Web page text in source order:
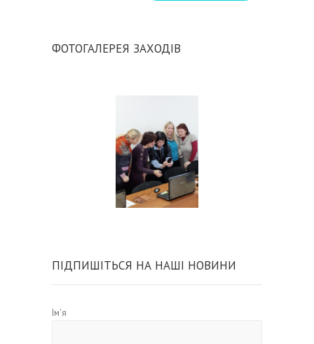
ФОТОГАЛЕРЕЯ ЗАХОДІВ
ПІДПИШІТЬСЯ НА НАШІ НОВИНИ
Ім'я